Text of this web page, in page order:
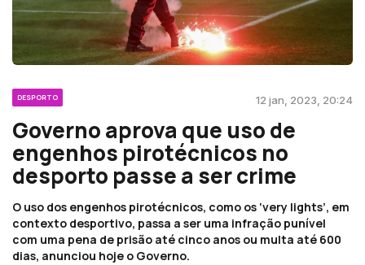
DESPORTO 12 jan, 2023, 20:24
Governo aprova que uso de
engenhos pirotécnicos no
desporto passe a ser crime
O uso dos engenhos pirotécnicos, como os ‘very lights’, em
contexto desportivo, passa a ser uma infração punível
com uma pena de prisão até cinco anos ou multa até 600
dias, anunciou hoje o Governo.